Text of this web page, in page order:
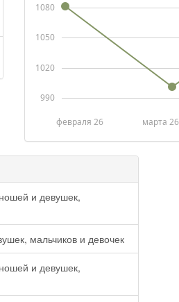
февраля 26 марта 26
990
1020
1050
1080
и девушек,
мальчиков и девочек
и девушек,